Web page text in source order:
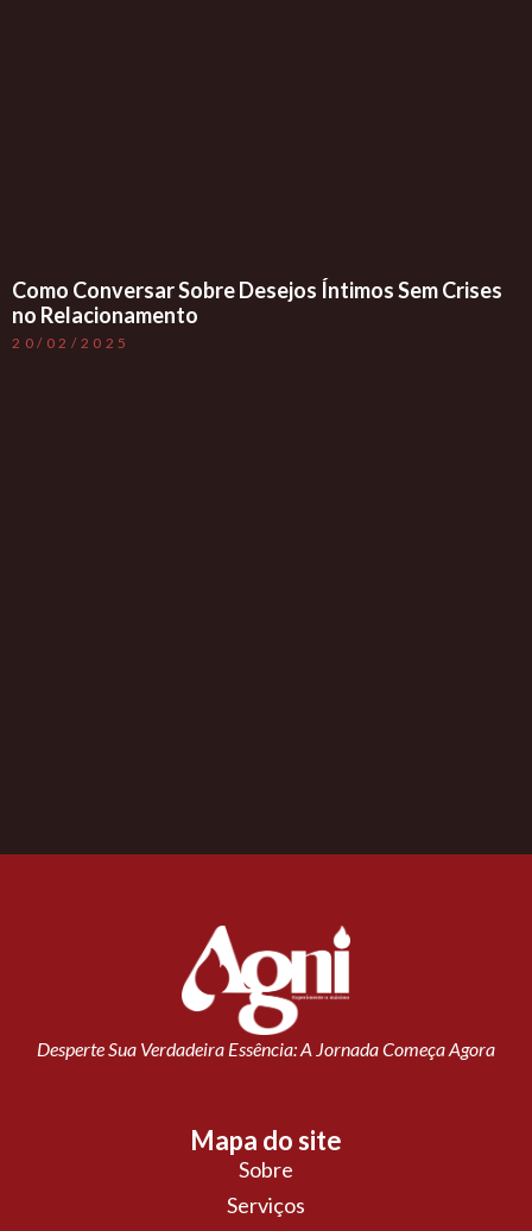
Como Conversar Sobre Desejos Íntimos Sem Crises
no Relacionamento
20/02/2025
Desperte Sua Verdadeira Essência: A Jornada Começa Agora
Mapa do site
Sobre
Serviços